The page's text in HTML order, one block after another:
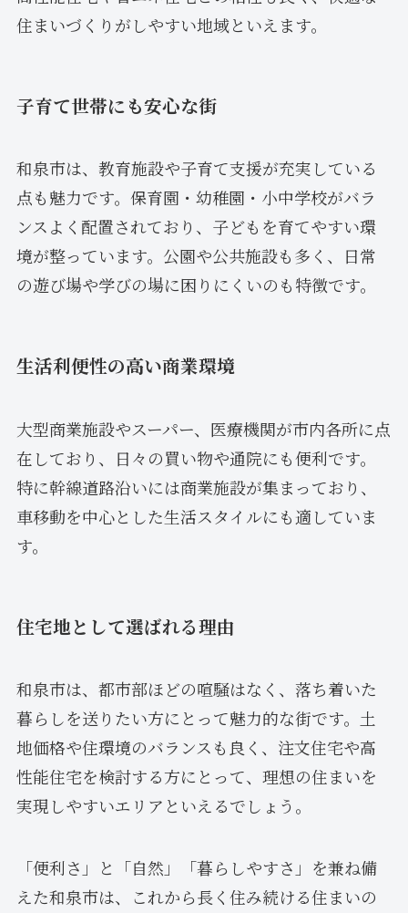
住まいづくりがしやすい地域といえます。
子育て世帯にも安心な街
和泉市は、教育施設や子育て支援が充実している
点も魅力です。保育園・幼稚園・小中学校がバラ
ンスよく配置されており、子どもを育てやすい環
境が整っています。公園や公共施設も多く、日常
の遊び場や学びの場に困りにくいのも特徴です。
生活利便性の高い商業環境
大型商業施設やスーパー、医療機関が市内各所に点
在しており、日々の買い物や通院にも便利です。
特に幹線道路沿いには商業施設が集まっており、
車移動を中心とした生活スタイルにも適していま
す。
住宅地として選ばれる理由
和泉市は、都市部ほどの喧騒はなく、落ち着いた
暮らしを送りたい方にとって魅力的な街です。土
地価格や住環境のバランスも良く、注文住宅や高
性能住宅を検討する方にとって、理想の住まいを
実現しやすいエリアといえるでしょう。
「便利さ」と「自然」「暮らしやすさ」を兼ね備
えた和泉市は、これから長く住み続ける住まいの